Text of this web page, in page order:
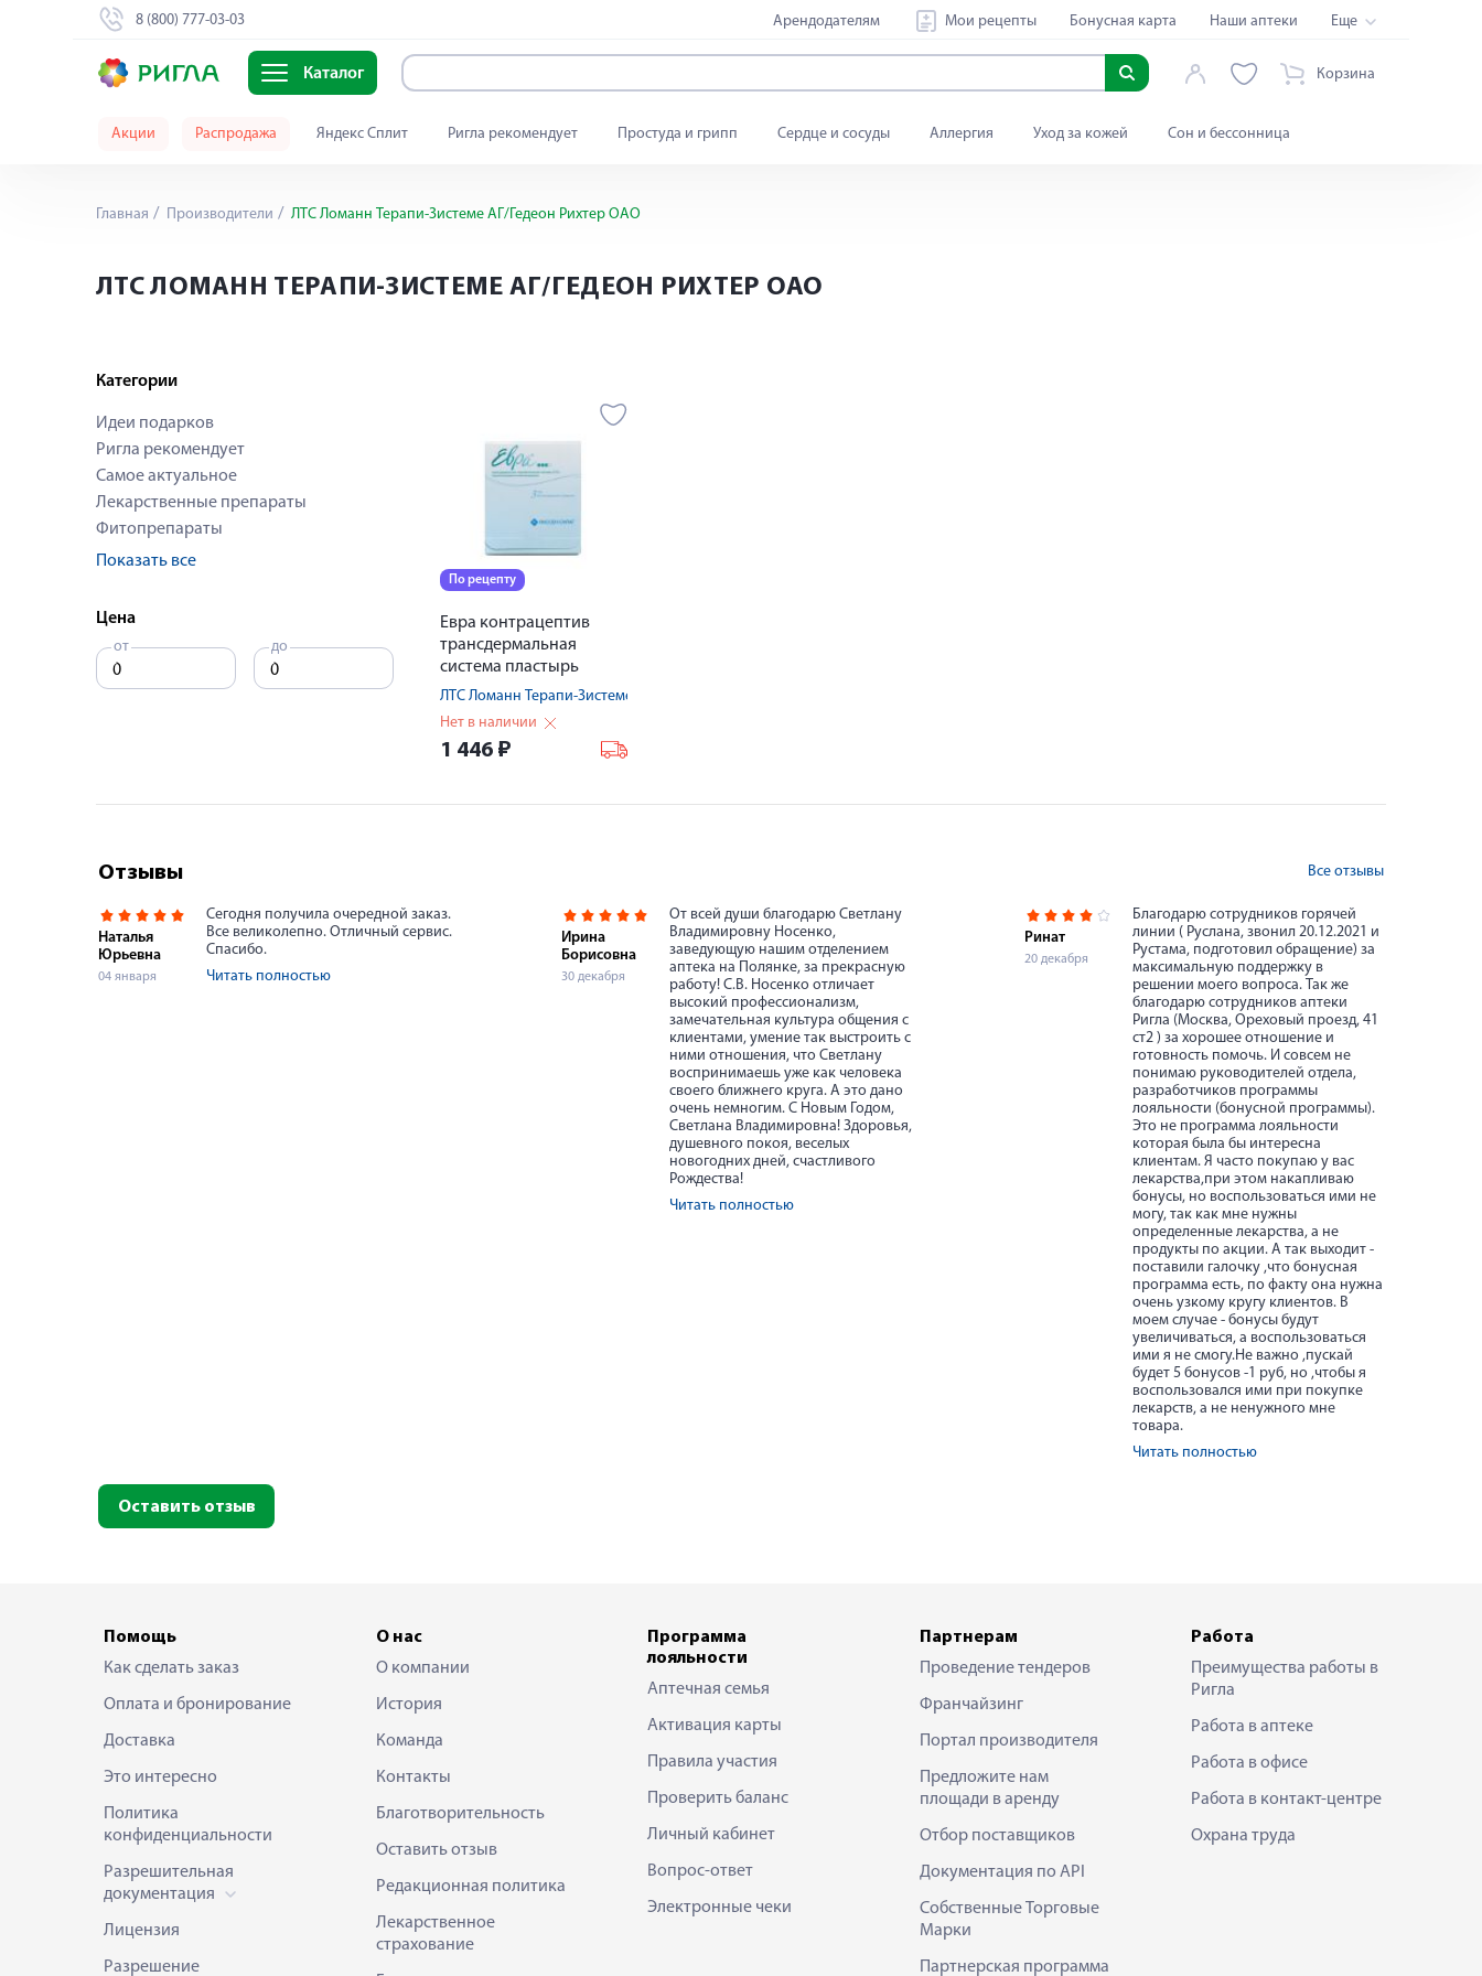
8 (800) 777-03-03 Арендодателям Мои рецепты Бонусная карта Наши аптеки Еще
Каталог Корзина
Акции Распродажа Яндекс Сплит Ригла рекомендует Простуда и грипп Сердце и сосуды Аллергия Уход за кожей Сон и бессонница
Главная Производители ЛТС Ломанн Терапи-Зистеме АГ/Гедеон Рихтер ОАО
ЛТС ЛОМАНН ТЕРАПИ-ЗИСТЕМЕ АГ/ГЕДЕОН РИХТЕР ОАО
Категории
Идеи подарков
Ригла рекомендует
Самое актуальное
Лекарственные препараты
Фитопрепараты
Показать все
Цена
от до
По рецепту
Евра контрацептив
трансдермальная
система пластырь
150+20мкг/24ч №3
ЛТС Ломанн Терапи-Зистеме АГ/Гедеон Рихтер ОАО
Нет в наличии
1 446 ₽
Отзывы Все отзывы
Наталья
Юрьевна
04 января
Сегодня получила очередной заказ.
Все великолепно. Отличный сервис.
Спасибо.
Читать полностью
Ирина
Борисовна
30 декабря
От всей души благодарю Светлану
Владимировну Носенко,
заведующую нашим отделением
аптека на Полянке, за прекрасную
работу! С.В. Носенко отличает
высокий профессионализм,
замечательная культура общения с
клиентами, умение так выстроить с
ними отношения, что Светлану
воспринимаешь уже как человека
своего ближнего круга. А это дано
очень немногим. С Новым Годом,
Светлана Владимировна! Здоровья,
душевного покоя, веселых
новогодних дней, счастливого
Рождества!
Читать полностью
Ринат
20 декабря
Благодарю сотрудников горячей
линии ( Руслана, звонил 20.12.2021 и
Рустама, подготовил обращение) за
максимальную поддержку в
решении моего вопроса. Так же
благодарю сотрудников аптеки
Ригла (Москва, Ореховый проезд, 41
ст2 ) за хорошее отношение и
готовность помочь. И совсем не
понимаю руководителей отдела,
разработчиков программы
лояльности (бонусной программы).
Это не программа лояльности
которая была бы интересна
клиентам. Я часто покупаю у вас
лекарства,при этом накапливаю
бонусы, но воспользоваться ими не
могу, так как мне нужны
определенные лекарства, а не
продукты по акции. А так выходит -
поставили галочку ,что бонусная
программа есть, по факту она нужна
очень узкому кругу клиентов. В
моем случае - бонусы будут
увеличиваться, а воспользоваться
ими я не смогу.Не важно ,пускай
будет 5 бонусов -1 руб, но ,чтобы я
воспользовался ими при покупке
лекарств, а не ненужного мне
товара.
Читать полностью
Оставить отзыв
Помощь
Как сделать заказ
Оплата и бронирование
Доставка
Это интересно
Политика
конфиденциальности
Разрешительная
документация
Лицензия
Разрешение
О нас
О компании
История
Команда
Контакты
Благотворительность
Оставить отзыв
Редакционная политика
Лекарственное
страхование
Программа
лояльности
Аптечная семья
Активация карты
Правила участия
Проверить баланс
Личный кабинет
Вопрос-ответ
Электронные чеки
Партнерам
Проведение тендеров
Франчайзинг
Портал производителя
Предложите нам
площади в аренду
Отбор поставщиков
Документация по API
Собственные Торговые
Марки
Партнерская программа
Работа
Преимущества работы в
Ригла
Работа в аптеке
Работа в офисе
Работа в контакт-центре
Охрана труда